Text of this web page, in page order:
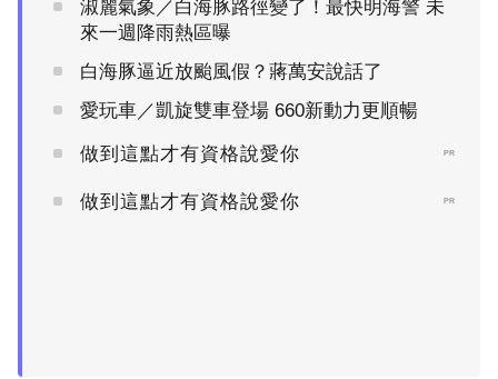
淑麗氣象／白海豚路徑變了！最快明海警 未
來一週降雨熱區曝
白海豚逼近放颱風假？蔣萬安說話了
愛玩車／凱旋雙車登場 660新動力更順暢
做到這點才有資格說愛你 PR
做到這點才有資格說愛你 PR